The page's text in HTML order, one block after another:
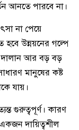
আনতে পারবে না।
না পেয়ে
উন্নয়নের গল্পে
আর বড় বড়
মানুষের কষ্ট
যায়।
গুরুত্বপূর্ণ। কারণ
দায়িত্বশীল